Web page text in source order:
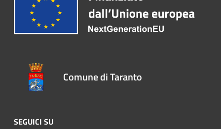
Comune di Taranto
SEGUICI SU